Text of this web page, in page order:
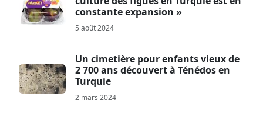
constante expansion »
5 août 2024
Un cimetière pour enfants vieux de
2 700 ans découvert à Ténédos en
Turquie
2 mars 2024